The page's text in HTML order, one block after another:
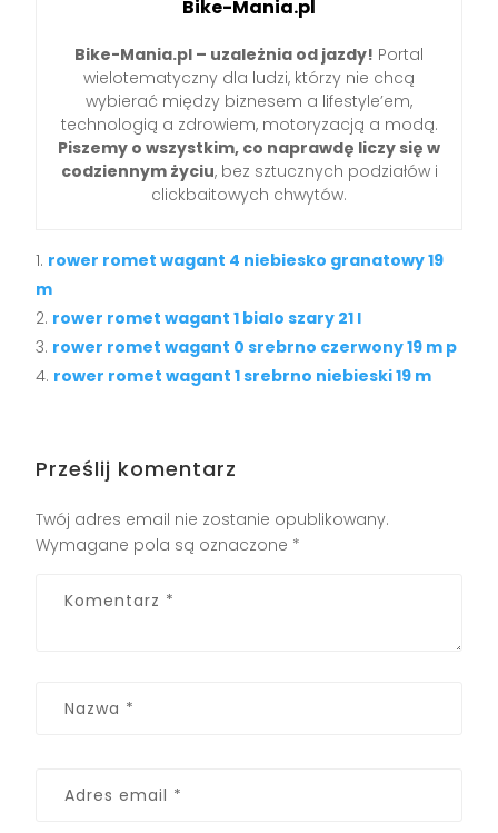
Bike-Mania.pl
Bike-Mania.pl – uzależnia od jazdy! Portal
wielotematyczny dla ludzi, którzy nie chcą
wybierać między biznesem a lifestyle’em,
technologią a zdrowiem, motoryzacją a modą.
Piszemy o wszystkim, co naprawdę liczy się w
codziennym życiu, bez sztucznych podziałów i
clickbaitowych chwytów.
rower romet wagant 4 niebiesko granatowy 19
m
rower romet wagant 1 bialo szary 21 l
rower romet wagant 0 srebrno czerwony 19 m p
rower romet wagant 1 srebrno niebieski 19 m
Prześlij komentarz
Twój adres email nie zostanie opublikowany.
Wymagane pola są oznaczone *